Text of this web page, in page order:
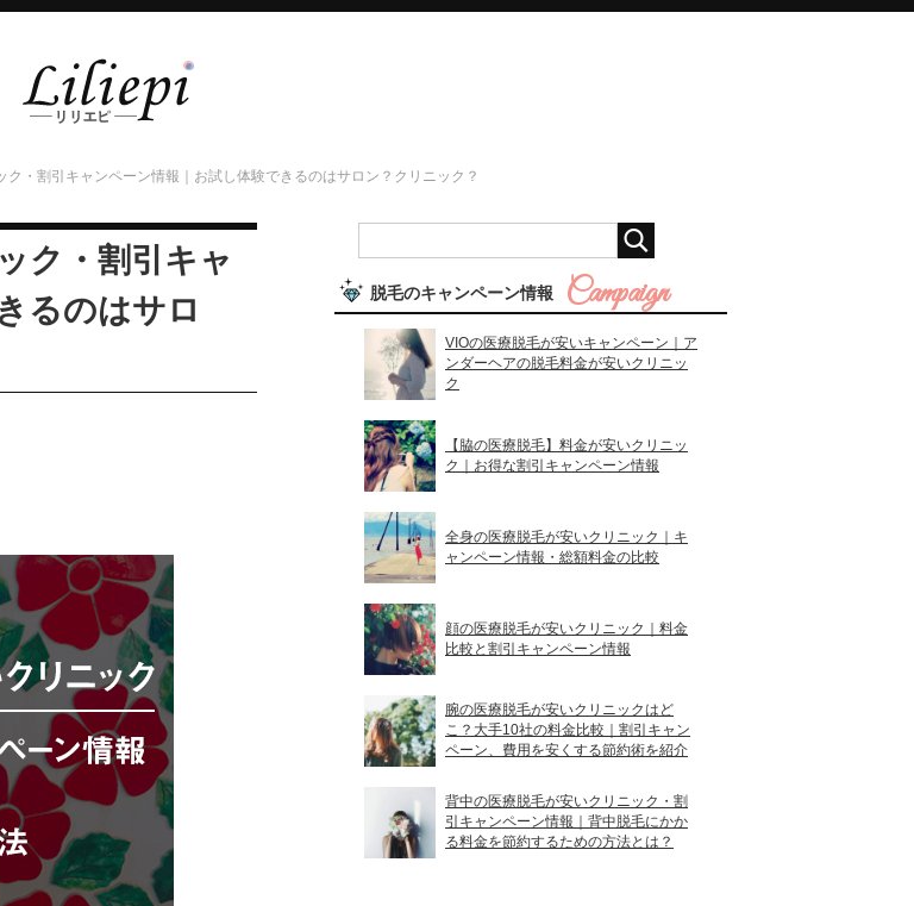
ク・割引キャンペーン情報｜お試し体験できるのはサロン？クリニック？
ク・割引キャ
るのはサロ
脱毛のキャンペーン情報
VIOの医療脱毛が安いキャンペーン｜ア
ンダーヘアの脱毛料金が安いクリニッ
ク
【脇の医療脱毛】料金が安いクリニッ
ク｜お得な割引キャンペーン情報
全身の医療脱毛が安いクリニック｜キ
ャンペーン情報・総額料金の比較
顔の医療脱毛が安いクリニック｜料金
比較と割引キャンペーン情報
腕の医療脱毛が安いクリニックはど
こ？大手10社の料金比較｜割引キャン
ペーン、費用を安くする節約術を紹介
背中の医療脱毛が安いクリニック・割
引キャンペーン情報｜背中脱毛にかか
る料金を節約するための方法とは？